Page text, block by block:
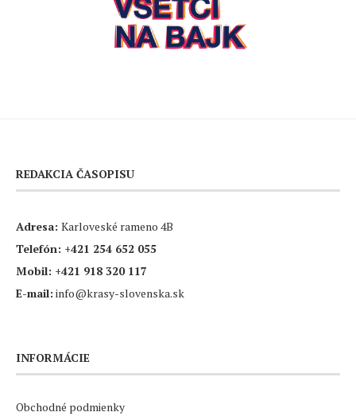
REDAKCIA ČASOPISU
Adresa: Karloveské rameno 4B
Telefón: +421 254 652 055
Mobil: +421 918 320 117
E-mail: info@krasy-slovenska.sk
INFORMÁCIE
Obchodné podmienky